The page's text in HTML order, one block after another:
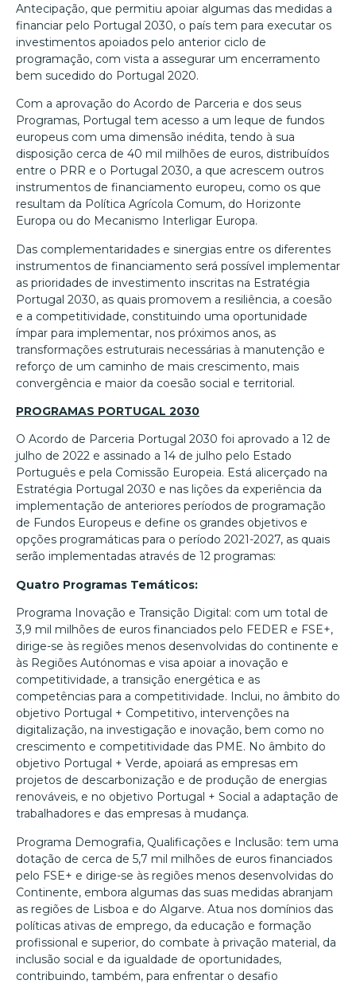
Antecipação, que permitiu apoiar algumas das medidas a
financiar pelo Portugal 2030, o país tem para executar os
investimentos apoiados pelo anterior ciclo de
programação, com vista a assegurar um encerramento
bem sucedido do Portugal 2020.
Com a aprovação do Acordo de Parceria e dos seus
Programas, Portugal tem acesso a um leque de fundos
europeus com uma dimensão inédita, tendo à sua
disposição cerca de 40 mil milhões de euros, distribuídos
entre o PRR e o Portugal 2030, a que acrescem outros
instrumentos de financiamento europeu, como os que
resultam da Política Agrícola Comum, do Horizonte
Europa ou do Mecanismo Interligar Europa.
Das complementaridades e sinergias entre os diferentes
instrumentos de financiamento será possível implementar
as prioridades de investimento inscritas na Estratégia
Portugal 2030, as quais promovem a resiliência, a coesão
e a competitividade, constituindo uma oportunidade
ímpar para implementar, nos próximos anos, as
transformações estruturais necessárias à manutenção e
reforço de um caminho de mais crescimento, mais
convergência e maior da coesão social e territorial.
PROGRAMAS PORTUGAL 2030
O Acordo de Parceria Portugal 2030 foi aprovado a 12 de
julho de 2022 e assinado a 14 de julho pelo Estado
Português e pela Comissão Europeia. Está alicerçado na
Estratégia Portugal 2030 e nas lições da experiência da
implementação de anteriores períodos de programação
de Fundos Europeus e define os grandes objetivos e
opções programáticas para o período 2021-2027, as quais
serão implementadas através de 12 programas:
Quatro Programas Temáticos:
Programa Inovação e Transição Digital: com um total de
3,9 mil milhões de euros financiados pelo FEDER e FSE+,
dirige-se às regiões menos desenvolvidas do continente e
às Regiões Autónomas e visa apoiar a inovação e
competitividade, a transição energética e as
competências para a competitividade. Inclui, no âmbito do
objetivo Portugal + Competitivo, intervenções na
digitalização, na investigação e inovação, bem como no
crescimento e competitividade das PME. No âmbito do
objetivo Portugal + Verde, apoiará as empresas em
projetos de descarbonização e de produção de energias
renováveis, e no objetivo Portugal + Social a adaptação de
trabalhadores e das empresas à mudança.
Programa Demografia, Qualificações e Inclusão: tem uma
dotação de cerca de 5,7 mil milhões de euros financiados
pelo FSE+ e dirige-se às regiões menos desenvolvidas do
Continente, embora algumas das suas medidas abranjam
as regiões de Lisboa e do Algarve. Atua nos domínios das
políticas ativas de emprego, da educação e formação
profissional e superior, do combate à privação material, da
inclusão social e da igualdade de oportunidades,
contribuindo, também, para enfrentar o desafio